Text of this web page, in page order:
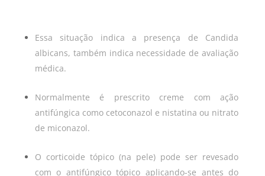
Essa situação indica a presença de Candida
albicans, também indica necessidade de avaliação
médica.
Normalmente é prescrito creme com ação
antifúngica como cetoconazol e nistatina ou nitrato
de miconazol.
O corticoide tópico (na pele) pode ser revesado
com o antifúngico tópico aplicando-se antes do